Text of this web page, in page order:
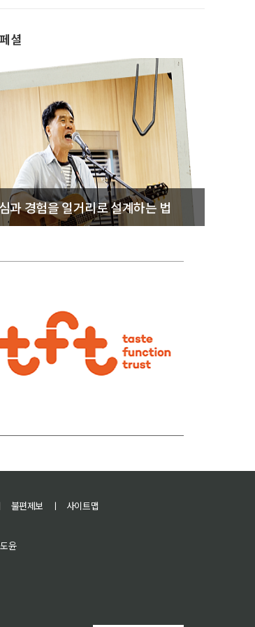
셜
과 경험을 일거리로 설계하는 법
불편제보 ㅣ
사이트맵
윤